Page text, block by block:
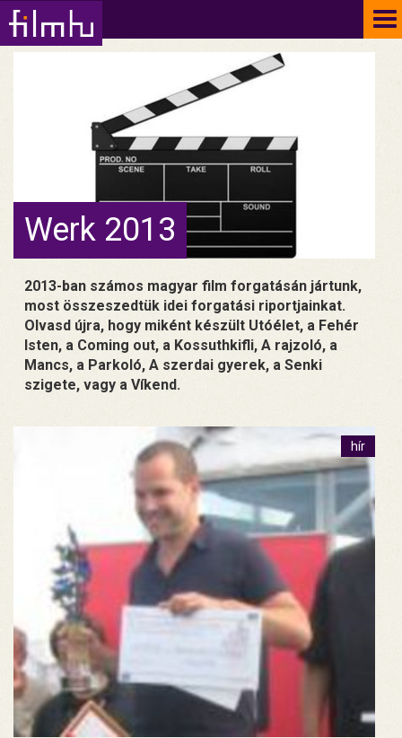
Werk 2013
2013-ban számos magyar film forgatásán jártunk,
most összeszedtük idei forgatási riportjainkat.
Olvasd újra, hogy miként készült Utóélet, a Fehér
Isten, a Coming out, a Kossuthkifli, A rajzoló, a
Mancs, a Parkoló, A szerdai gyerek, a Senki
szigete, vagy a Víkend.
hír